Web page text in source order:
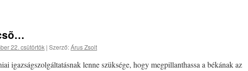
22. csütörtök | Szerző:Árus Zsolt
igazságszolgáltatásnak lenne szüksége, hogy megpillanthassa a békának az